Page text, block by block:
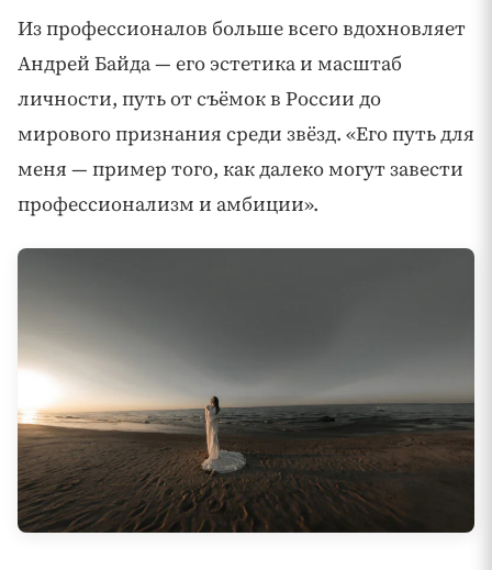
Из профессионалов больше всего вдохновляет
Андрей Байда — его эстетика и масштаб
личности, путь от съёмок в России до
мирового признания среди звёзд. «Его путь для
меня — пример того, как далеко могут завести
профессионализм и амбиции».